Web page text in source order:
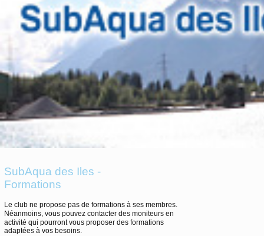
SubAqua des Iles -
Formations
Le club ne propose pas de formations à ses membres.
Néanmoins, vous pouvez contacter des moniteurs en
activité qui pourront vous proposer des formations
adaptées à vos besoins.